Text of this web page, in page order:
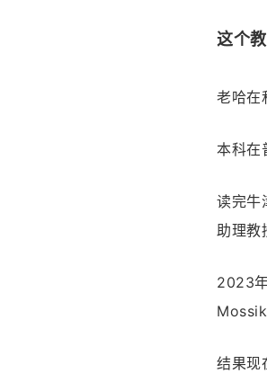
这个
老哈在
本科在
读完牛
助理教
2023
结果现